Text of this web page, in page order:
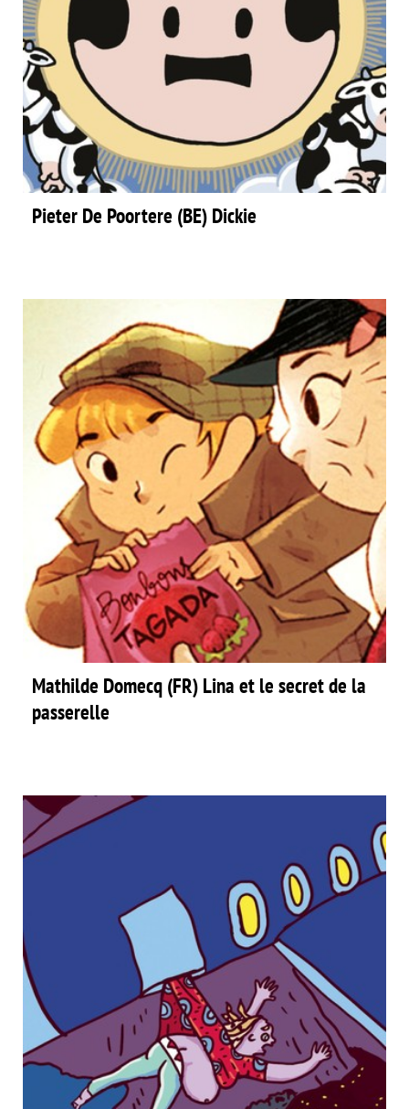
Pieter De Poortere (BE) Dickie
Mathilde Domecq (FR) Lina et le secret de la
passerelle